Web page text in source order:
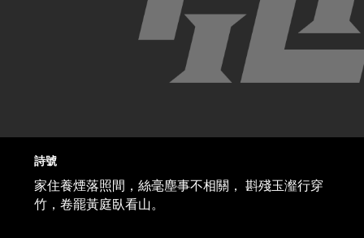
詩號
家住養煙落照間，絲毫塵事不相關， 斟殘玉瀣行穿
竹，卷罷黃庭臥看山。